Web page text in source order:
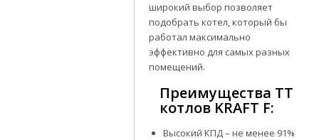
широкий выбор позволяет
подобрать котел, который бы
работал максимально
эффективно для самых разных
помещений.
Преимущества ТТ
котлов KRAFT F:
Высокий КПД – не менее 91%